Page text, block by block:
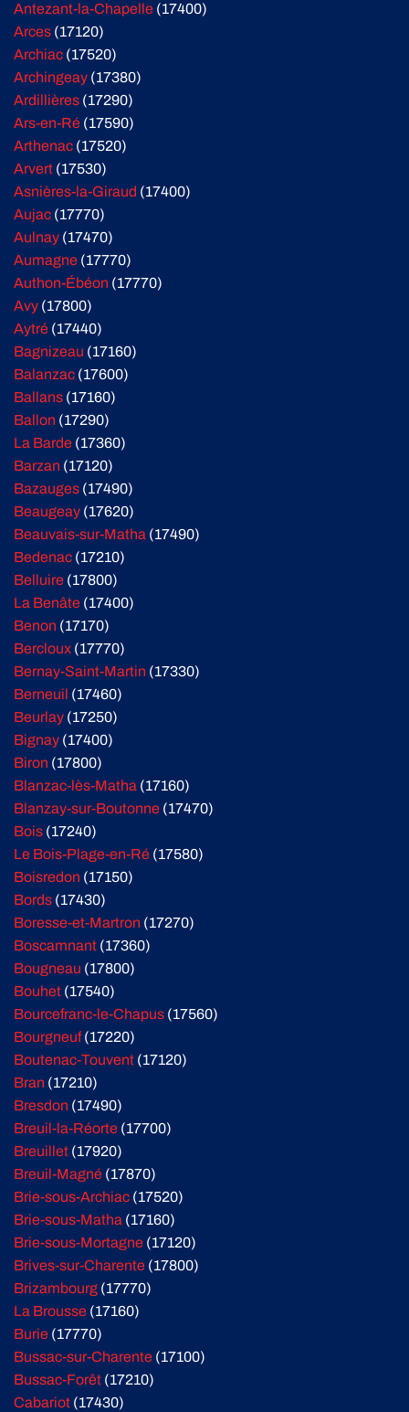
Antezant-la-Chapelle (17400)
Arces (17120)
Archiac (17520)
Archingeay (17380)
Ardillières (17290)
Ars-en-Ré (17590)
Arthenac (17520)
Arvert (17530)
Asnières-la-Giraud (17400)
Aujac (17770)
Aulnay (17470)
Aumagne (17770)
Authon-Ébéon (17770)
Avy (17800)
Aytré (17440)
Bagnizeau (17160)
Balanzac (17600)
Ballans (17160)
Ballon (17290)
La Barde (17360)
Barzan (17120)
Bazauges (17490)
Beaugeay (17620)
Beauvais-sur-Matha (17490)
Bedenac (17210)
Belluire (17800)
La Benâte (17400)
Benon (17170)
Bercloux (17770)
Bernay-Saint-Martin (17330)
Berneuil (17460)
Beurlay (17250)
Bignay (17400)
Biron (17800)
Blanzac-lès-Matha (17160)
Blanzay-sur-Boutonne (17470)
Bois (17240)
Le Bois-Plage-en-Ré (17580)
Boisredon (17150)
Bords (17430)
Boresse-et-Martron (17270)
Boscamnant (17360)
Bougneau (17800)
Bouhet (17540)
Bourcefranc-le-Chapus (17560)
Bourgneuf(17220)
Boutenac-Touvent (17120)
Bran (17210)
Bresdon (17490)
Breuil-la-Réorte (17700)
Breuillet (17920)
Breuil-Magné (17870)
Brie-sous-Archiac (17520)
Brie-sous-Matha (17160)
Brie-sous-Mortagne (17120)
Brives-sur-Charente (17800)
Brizambourg (17770)
La Brousse (17160)
Burie (17770)
Bussac-sur-Charente (17100)
Bussac-Forêt (17210)
Cabariot (17430)